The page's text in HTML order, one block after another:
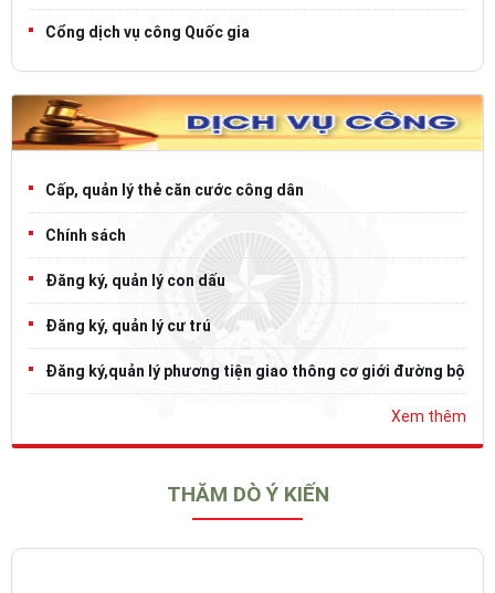
Cổng dịch vụ công Quốc gia
Cấp, quản lý thẻ căn cước công dân
Chính sách
Đăng ký, quản lý con dấu
Đăng ký, quản lý cư trú
Đăng ký,quản lý phương tiện giao thông cơ giới đường bộ
Xem thêm
THĂM DÒ Ý KIẾN